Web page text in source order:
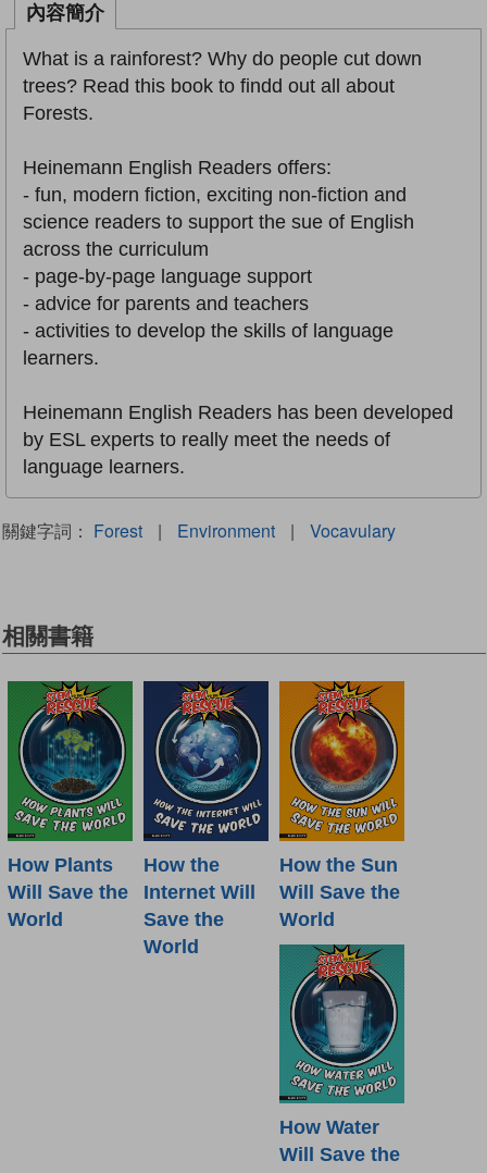
內容簡介
What is a rainforest? Why do people cut down
trees? Read this book to findd out all about
Forests.
Heinemann English Readers offers:
- fun, modern fiction, exciting non-fiction and
science readers to support the sue of English
across the curriculum
- page-by-page language support
- advice for parents and teachers
- activities to develop the skills of language
learners.
Heinemann English Readers has been developed
by ESL experts to really meet the needs of
language learners.
關鍵字詞： Forest | Environment | Vocavulary
相關書籍
How Plants
Will Save the
World
How the
Internet Will
Save the
World
How the Sun
Will Save the
World
How Water
Will Save the